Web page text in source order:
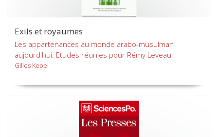
Exils et royaumes
Les appartenances au monde arabo-musulman
aujourd'hui. Etudes réunies pour Rémy Leveau
Gilles Kepel